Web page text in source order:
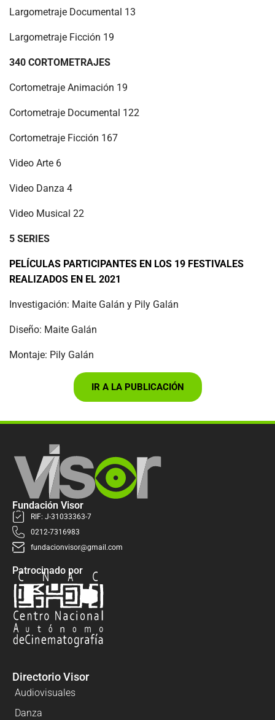
Largometraje Documental 13
Largometraje Ficción 19
340 CORTOMETRAJES
Cortometraje Animación 19
Cortometraje Documental 122
Cortometraje Ficción 167
Video Arte 6
Video Danza 4
Video Musical 22
5 SERIES
PELÍCULAS PARTICIPANTES EN LOS 19 FESTIVALES
REALIZADOS EN EL 2021
Investigación: Maite Galán y Pily Galán
Diseño: Maite Galán
Montaje: Pily Galán
IR A LA PUBLICACIÓN
Fundación Visor
RIF: J-31033363-7
0212-7316983
fundacionvisor@gmail.com
Patrocinado por
Directorio Visor
Audiovisuales
Danza